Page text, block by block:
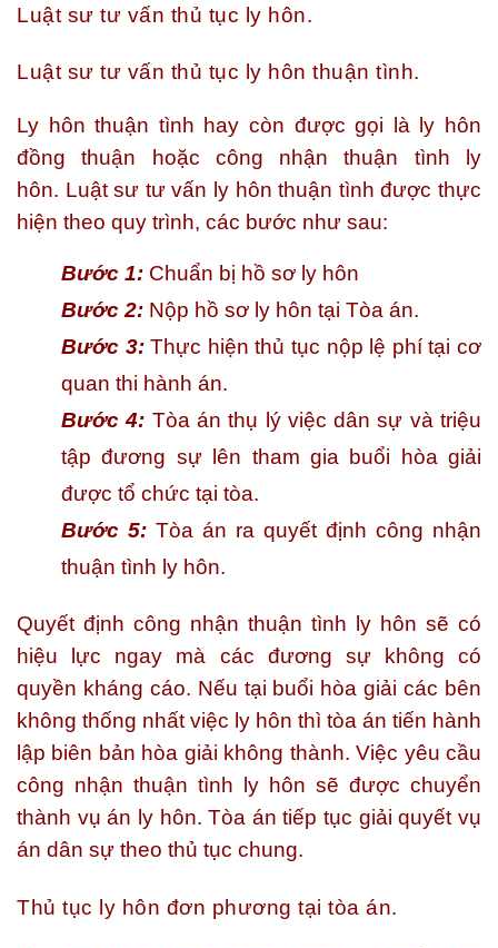
Luật sư tư vấn thủ tục ly hôn.
Luật sư tư vấn thủ tục ly hôn thuận tình.
Ly hôn thuận tình hay còn được gọi là ly hôn
đồng thuận hoặc công nhận thuận tình ly
hôn. Luật sư tư vấn ly hôn thuận tình được thực
hiện theo quy trình, các bước như sau:
Bước 1: Chuẩn bị hồ sơ ly hôn
Bước 2: Nộp hồ sơ ly hôn tại Tòa án.
Bước 3:Thực hiện thủ tục nộp lệ phí tại cơ
quan thi hành án.
Bước 4: Tòa án thụ lý việc dân sự và triệu
tập đương sự lên tham gia buổi hòa giải
được tổ chức tại tòa.
Bước 5: Tòa án ra quyết định công nhận
thuận tình ly hôn.
Quyết định công nhận thuận tình ly hôn sẽ có
hiệu lực ngay mà các đương sự không có
quyền kháng cáo. Nếu tại buổi hòa giải các bên
không thống nhất việc ly hôn thì tòa án tiến hành
lập biên bản hòa giải không thành. Việc yêu cầu
công nhận thuận tình ly hôn sẽ được chuyển
thành vụ án ly hôn. Tòa án tiếp tục giải quyết vụ
án dân sự theo thủ tục chung.
Thủ tục ly hôn đơn phương tại tòa án.